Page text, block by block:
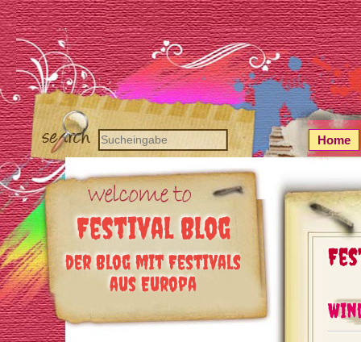
Festival Blog
der Blog mit Festivals
aus Europa
Home